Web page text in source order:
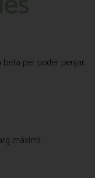
per poder penjar.
màxim):